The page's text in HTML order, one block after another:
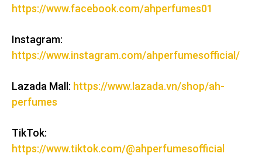
https://www.facebook.com/ahperfumes01
Instagram:
https://www.instagram.com/ahperfumesofficial/
Lazada Mall: https://www.lazada.vn/shop/ah-
perfumes
TikTok:
https://www.tiktok.com/@ahperfumesofficial